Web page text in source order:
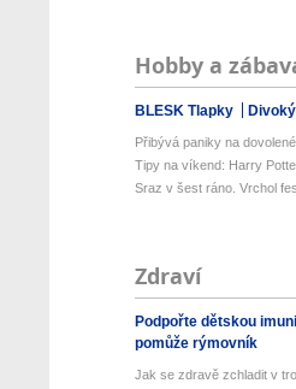
Hobby a
BLESK Tlapky
Přibývá paniky na
Tipy na víkend: Harry
Sraz v šest ráno. Vrchol
Zdraví
Podpořte dětskou
pomůže rýmovník
Jak se zdravě zchladit v